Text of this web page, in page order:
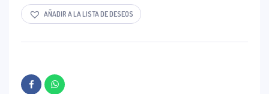
AÑADIR A LA LISTA DE DESEOS